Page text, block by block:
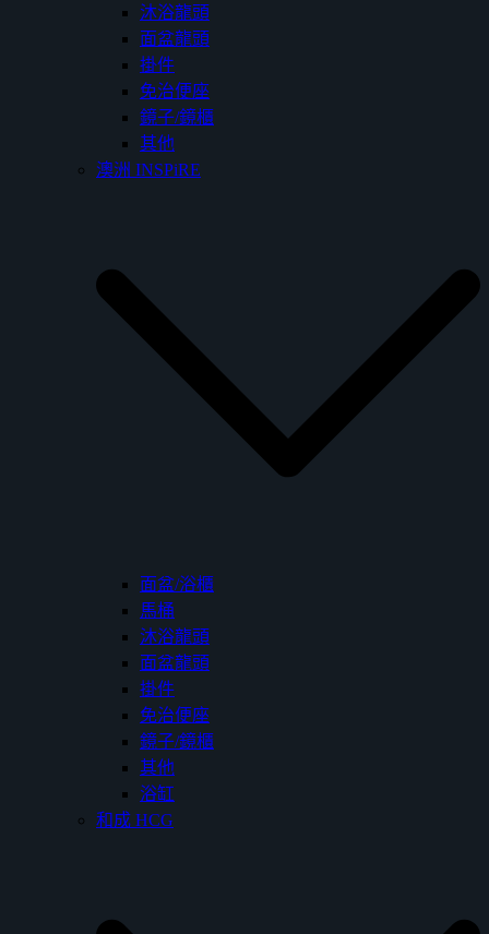
沐浴龍頭
面盆龍頭
掛件
免治便座
鏡子/鏡櫃
其他
澳洲 INSPiRE
面盆/浴櫃
馬桶
沐浴龍頭
面盆龍頭
掛件
免治便座
鏡子/鏡櫃
其他
浴缸
和成 HCG